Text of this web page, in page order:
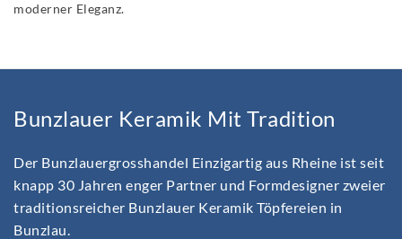
moderner Eleganz.
Bunzlauer Keramik Mit Tradition
Der Bunzlauergrosshandel Einzigartig aus Rheine ist seit
knapp 30 Jahren enger Partner und Formdesigner zweier
traditionsreicher Bunzlauer Keramik Töpfereien in
Bunzlau.